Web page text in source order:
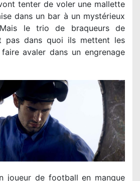
tenter de voler une mallette
dans un bar à un mystérieux
le trio de braqueurs de
pas dans quoi ils mettent les
avaler dans un engrenage
joueur de football en manque